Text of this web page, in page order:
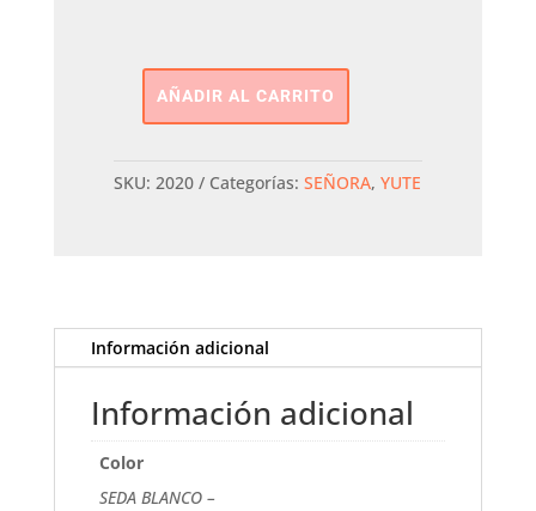
Alpargata
Cuña
AÑADIR AL CARRITO
SKU: 2020 Categorías: SEÑORA, YUTE
Información adicional
Información adicional
Color
SEDA BLANCO –